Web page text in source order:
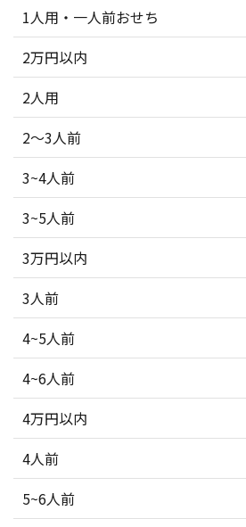
1人用・一人前おせち
2万円以内
2人用
2～3人前
3~4人前
3~5人前
3万円以内
3人前
4~5人前
4~6人前
4万円以内
4人前
5~6人前